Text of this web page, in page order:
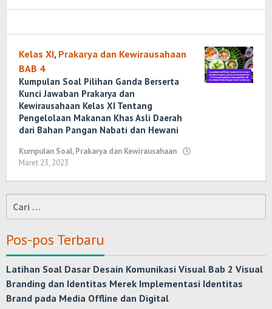
Kelas XI, Prakarya dan Kewirausahaan
BAB 4
Kumpulan Soal Pilihan Ganda Berserta
Kunci Jawaban Prakarya dan
Kewirausahaan Kelas XI Tentang
Pengelolaan Makanan Khas Asli Daerah
dari Bahan Pangan Nabati dan Hewani
Kumpulan Soal,Prakarya dan Kewirausahaan
Maret 23, 2023
Cari
untuk:
Pos-pos Terbaru
Latihan Soal Dasar Desain Komunikasi Visual Bab 2 Visual
Branding dan Identitas Merek Implementasi Identitas
Brand pada Media Offline dan Digital